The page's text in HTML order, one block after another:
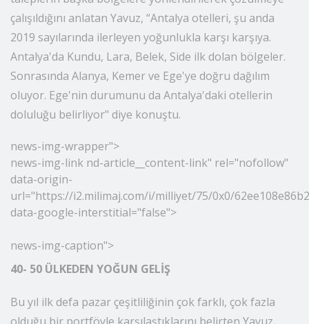
taleplerin başka bölgelere yönlendirilerek çözülmeye
çalışıldığını anlatan Yavuz, “Antalya otelleri, şu anda
2019 sayılarında ilerleyen yoğunlukla karşı karşıya.
Antalya'da Kundu, Lara, Belek, Side ilk dolan bölgeler.
Sonrasında Alanya, Kemer ve Ege'ye doğru dağılım
oluyor. Ege'nin durumunu da Antalya'daki otellerin
news-img-wrapper">
news-img-link nd-article__content-link" rel="nofollow"
data-origin-
url="https://i2.milimaj.com/i/milliyet/75/0x0/
news-img-caption">
Bu yıl ilk defa pazar çeşitliliğinin çok farklı, çok fazla